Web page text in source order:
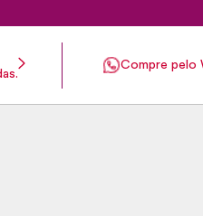
Compre pelo